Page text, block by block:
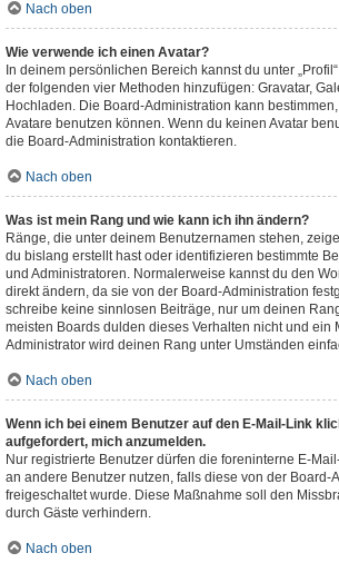
Nach oben
Wie verwende ich einen Avatar?
In deinem persönlichen Bereich kannst du unter
der folgenden vier Methoden hinzufügen: Gravatar,
Hochladen. Die Board-Administration kann
Avatare benutzen können. Wenn du keinen Avatar
die Board-Administration kontaktieren.
Nach oben
Was ist mein Rang und wie kann ich ihn ändern?
Ränge, die unter deinem Benutzernamen stehen,
du bislang erstellt hast oder identifizieren bestimmte
und Administratoren. Normalerweise kannst du den
direkt ändern, da sie von der Board-Administration
schreibe keine sinnlosen Beiträge, nur um deinen
meisten Boards dulden dieses Verhalten nicht und ein
Administrator wird deinen Rang unter Umständen
Nach oben
Wenn ich bei einem Benutzer auf den E-Mail-Link
aufgefordert, mich anzumelden.
Nur registrierte Benutzer dürfen die foreninterne E-
an andere Benutzer nutzen, falls diese von der Board-
freigeschaltet wurde. Diese Maßnahme soll den
durch Gäste verhindern.
Nach oben